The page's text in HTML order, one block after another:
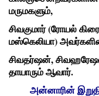
மருமகளும்,
சிவகுமார் (ரோயல்
மஸ்கெலியா)
சிவதர்ஷன்,
தாயாரும் ஆவார்.
அன்னாரின்